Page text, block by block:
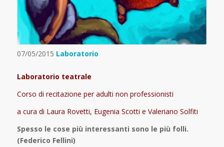
07/05/2015 Laboratorio
Laboratorio teatrale
Corso di recitazione per adulti non professionisti
a cura di Laura Rovetti, Eugenia Scotti e Valeriano Solfiti
Spesso le cose più interessanti sono le più folli.
(Federico Fellini)